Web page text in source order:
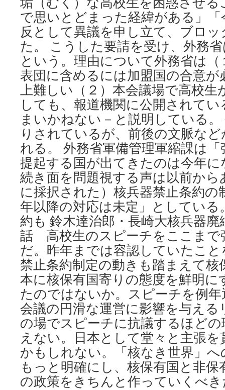
で思いとどまった経緯がある」
反として異議を申し立て、ブロ
た。 こうした要請を受け、外務
という。理由について外務省は
表団に含めるには加盟国の合意
上難しい（２）本会議場で高校
しても、報道機関に公開されて
まいかねない－と説明している
りされているが、前後の文脈な
れる。 外務省軍備管理軍縮課は
提起する国が出てきたのは今年
続き面を問題視する声は以前から
に採択された）核兵器禁止条約の
年以降の対応は未定」としている
約も 鈴木達治郎・長崎大核兵器
話 高校生のスピーチをここまで
だ。昨年までは容認していたこ
禁止条約制定の動きも踏まえて核
本に核保有国寄りの態度を鮮明
たのではないか。スピーチを例
会議の円滑な運営に影響を与え
の場でスピーチに抗議するほど
えない。日本として堂々と主張
かもしれない。「核なき世界」
もっと明確にし、核保有国と非
の政策をきちんと作っていくべ